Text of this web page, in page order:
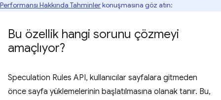
Performansı Hakkında Tahminlerkonuşmasına göz atın:
Bu özellik hangi sorunu çözmeyi
amaçlıyor?
Speculation Rules API, kullanıcılar sayfalara gitmeden
önce sayfa yüklemelerinin başlatılmasına olanak tanır. Bu,